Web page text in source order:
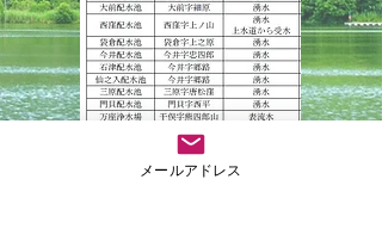
嬬恋村：令和７年度嬬恋村水質検査計画資料より
メールアドレス